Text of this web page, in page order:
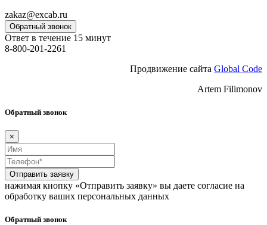
zakaz@excab.ru
Обратный звонок
Ответ в течение 15 минут
8-800-201-2261
Продвижение сайта Global Code
Artem Filimonov
Обратный звонок
×
Отправить заявку
нажимая кнопку «Отправить заявку» вы даете согласие на
обработку ваших персональных данных
Обратный звонок